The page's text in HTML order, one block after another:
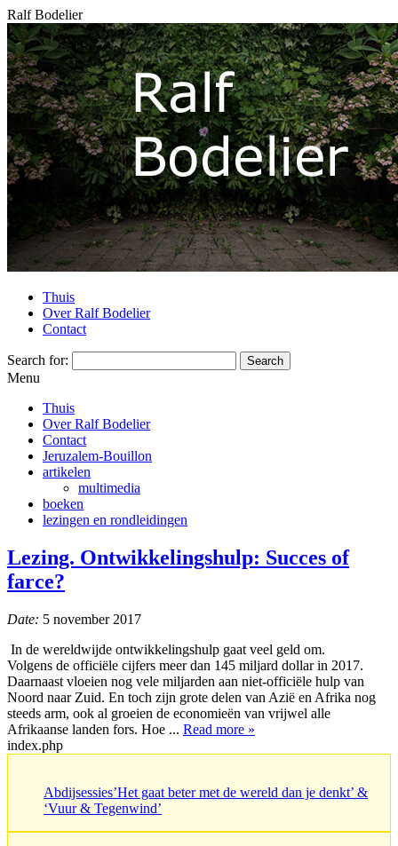
Ralf Bodelier
Thuis
Over Ralf Bodelier
Contact
Search for:
Menu
Thuis
Over Ralf Bodelier
Contact
Jeruzalem-Bouillon
artikelen
multimedia
boeken
lezingen en rondleidingen
Lezing. Ontwikkelingshulp: Succes of
farce?
Date: 5 november 2017
In de wereldwijde ontwikkelingshulp gaat veel geld om.
Volgens de officiële cijfers meer dan 145 miljard dollar in 2017.
Daarnaast vloeien nog vele miljarden aan niet-officiële hulp van
Noord naar Zuid. En toch zijn grote delen van Azië en Afrika nog
steeds arm, ook al groeien de economieën van vrijwel alle
Afrikaanse landen fors. Hoe ... Read more »
index.php
Abdijsessies’Het gaat beter met de wereld dan je denkt’ &
‘Vuur & Tegenwind’